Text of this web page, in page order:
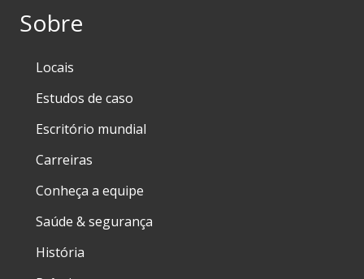
Sobre
Locais
Estudos de caso
Escritório mundial
Carreiras
Conheça a equipe
Saúde & segurança
História